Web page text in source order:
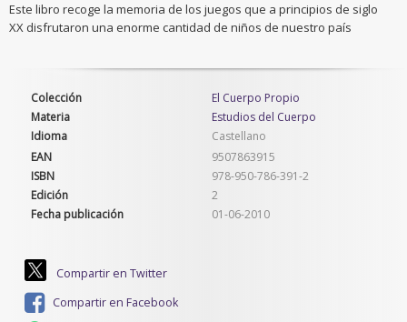
Este libro recoge la memoria de los juegos que a principios de siglo
XX disfrutaron una enorme cantidad de niños de nuestro país
Colección
El Cuerpo Propio
Materia
Estudios del Cuerpo
Idioma
Castellano
EAN
9507863915
ISBN
978-950-786-391-2
Edición
2
Fecha publicación
01-06-2010
Compartir en Twitter
Compartir en Facebook